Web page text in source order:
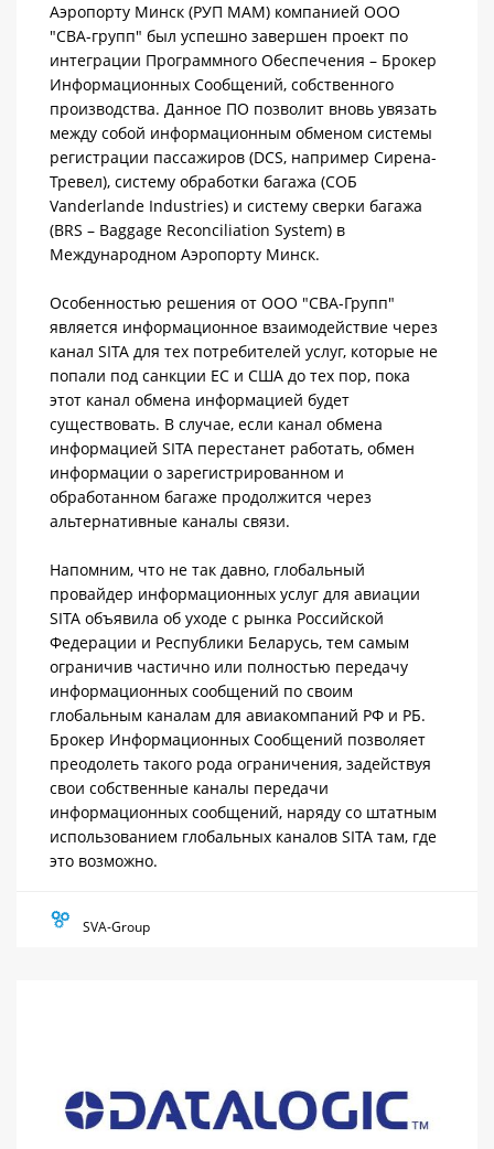
Аэропорту Минск (РУП МАМ) компанией ООО
"СВА-групп" был успешно завершен проект по
интеграции Программного Обеспечения – Брокер
Информационных Сообщений, собственного
производства. Данное ПО позволит вновь увязать
между собой информационным обменом системы
регистрации пассажиров (DCS, например Сирена-
Тревел), систему обработки багажа (СОБ
Vanderlande Industries) и систему сверки багажа
(BRS – Baggage Reconciliation System) в
Международном Аэропорту Минск.
Особенностью решения от ООО "СВА-Групп"
является информационное взаимодействие через
канал SITA для тех потребителей услуг, которые не
попали под санкции ЕС и США до тех пор, пока
этот канал обмена информацией будет
существовать. В случае, если канал обмена
информацией SITA перестанет работать, обмен
информации о зарегистрированном и
обработанном багаже продолжится через
альтернативные каналы связи.
Напомним, что не так давно, глобальный
провайдер информационных услуг для авиации
SITA объявила об уходе с рынка Российской
Федерации и Республики Беларусь, тем самым
ограничив частично или полностью передачу
информационных сообщений по своим
глобальным каналам для авиакомпаний РФ и РБ.
Брокер Информационных Сообщений позволяет
преодолеть такого рода ограничения, задействуя
свои собственные каналы передачи
информационных сообщений, наряду со штатным
использованием глобальных каналов SITA там, где
это возможно.
SVA-Group